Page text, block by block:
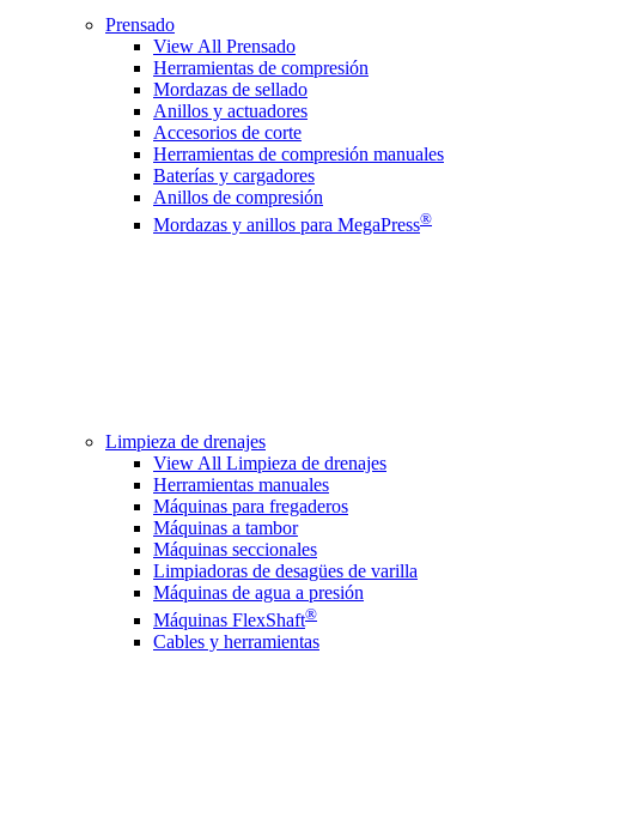
Prensado
View All Prensado
Herramientas de compresión
Mordazas de sellado
Anillos y actuadores
Accesorios de corte
Herramientas de compresión manuales
Baterías y cargadores
Anillos de compresión
Mordazas y anillos para MegaPress®
Limpieza de drenajes
View All Limpieza de drenajes
Herramientas manuales
Máquinas para fregaderos
Máquinas a tambor
Máquinas seccionales
Limpiadoras de desagües de varilla
Máquinas de agua a presión
Máquinas FlexShaft®
Cables y herramientas